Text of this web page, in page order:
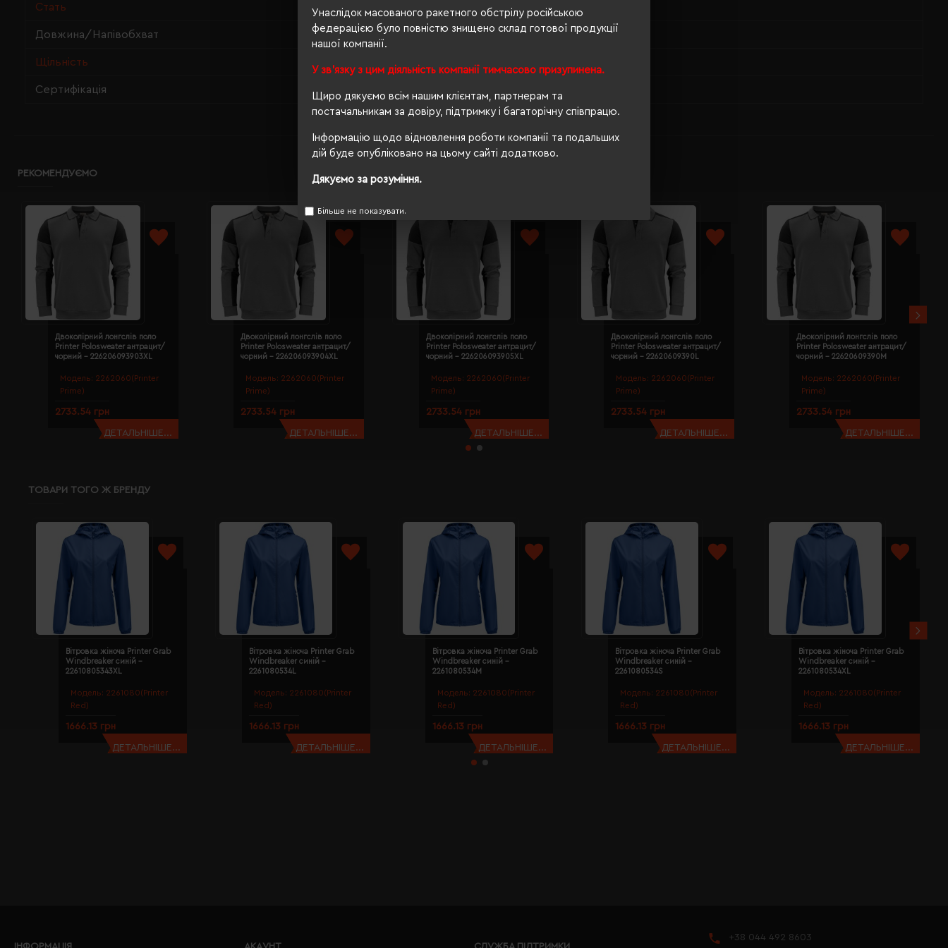
Унаслідок масованого ракетного обстрілу російською
федерацією було повністю знищено склад готової продукції
нашої компанії.
У зв'язку з цим діяльність компанії тимчасово призупинена.
Щиро дякуємо всім нашим клієнтам, партнерам та
постачальникам за довіру, підтримку і багаторічну співпрацю.
Інформацію щодо відновлення роботи компанії та подальших
дій буде опубліковано на цьому сайті додатково.
Дякуємо за розуміння.
Більше не показувати.
Стать унісекс
Довжина/Напівобхват 69/50
Щільність
Сертифікація OEKO-TEX® Standard 100, ISO 15797
РЕКОМЕНДУЄМО
Модель: 2262060(Printer
Prime)
Двоколірний лонгслів поло
Printer Polosweater антрацит/
чорний - 226206093903XL
2733.54 грн
ДЕТАЛЬНІШЕ...
Модель: 2262060(Printer
Prime)
Двоколірний лонгслів поло
Printer Polosweater антрацит/
чорний - 226206093904XL
2733.54 грн
ДЕТАЛЬНІШЕ...
Модель: 2262060(Printer
Prime)
Двоколірний лонгслів поло
Printer Polosweater антрацит/
чорний - 226206093905XL
2733.54 грн
ДЕТАЛЬНІШЕ...
Модель: 2262060(Printer
Prime)
Двоколірний лонгслів поло
Printer Polosweater антрацит/
чорний - 22620609390L
2733.54 грн
ДЕТАЛЬНІШЕ...
Модель: 2262060(Printer
Prime)
Двоколірний лонгслів поло
Printer Polosweater антрацит/
чорний - 22620609390M
2733.54 грн
ДЕТАЛЬНІШЕ...
ТОВАРИ ТОГО Ж БРЕНДУ
Модель: 2261080(Printer
Red)
Вітровка жіноча Printer Grab
Windbreaker синій -
22610805343XL
1666.13 грн
ДЕТАЛЬНІШЕ...
Модель: 2261080(Printer
Red)
Вітровка жіноча Printer Grab
Windbreaker синій -
2261080534L
1666.13 грн
ДЕТАЛЬНІШЕ...
Модель: 2261080(Printer
Red)
Вітровка жіноча Printer Grab
Windbreaker синій -
2261080534M
1666.13 грн
ДЕТАЛЬНІШЕ...
Модель: 2261080(Printer
Red)
Вітровка жіноча Printer Grab
Windbreaker синій -
2261080534S
1666.13 грн
ДЕТАЛЬНІШЕ...
Модель: 2261080(Printer
Red)
Вітровка жіноча Printer Grab
Windbreaker синій -
2261080534XL
1666.13 грн
ДЕТАЛЬНІШЕ...
+38 044 492 8603